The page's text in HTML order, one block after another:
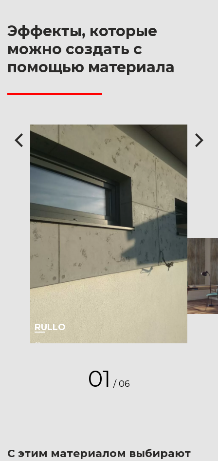
Эффекты, которые
можно создать с
помощью материала
RULLO
Один из самых популярных вариантов
создадите эффект необработанной
01 / 06
С этим материалом выбирают